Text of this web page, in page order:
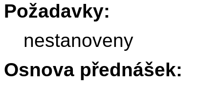
Požadavky:
nestanoveny
Osnova přednášek: